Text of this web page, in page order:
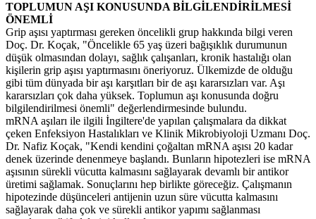
TOPLUMUN AŞI KONUSUNDA BİLGİLENDİRİLMESİ
ÖNEMLİ
Grip aşısı yaptırması gereken öncelikli grup hakkında bilgi veren
Doç. Dr. Koçak, "Öncelikle 65 yaş üzeri bağışıklık durumunun
düşük olmasından dolayı, sağlık çalışanları, kronik hastalığı olan
kişilerin grip aşısı yaptırmasını öneriyoruz. Ülkemizde de olduğu
gibi tüm dünyada bir aşı karşıtları bir de aşı kararsızları var. Aşı
kararsızları çok daha yüksek. Toplumun aşı konusunda doğru
bilgilendirilmesi önemli" değerlendirmesinde bulundu.
mRNA aşıları ile ilgili İngiltere'de yapılan çalışmalara da dikkat
çeken Enfeksiyon Hastalıkları ve Klinik Mikrobiyoloji Uzmanı Doç.
Dr. Nafiz Koçak, "Kendi kendini çoğaltan mRNA aşısı 20 kadar
denek üzerinde denenmeye başlandı. Bunların hipotezleri ise mRNA
aşısının sürekli vücutta kalmasını sağlayarak devamlı bir antikor
üretimi sağlamak. Sonuçlarını hep birlikte göreceğiz. Çalışmanın
hipotezinde düşünceleri antijenin uzun süre vücutta kalmasını
sağlayarak daha çok ve sürekli antikor yapımı sağlanması